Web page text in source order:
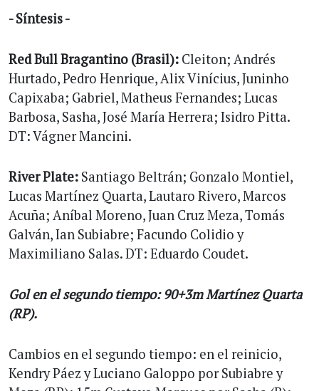
- Síntesis -
Red Bull Bragantino (Brasil): Cleiton; Andrés
Hurtado, Pedro Henrique, Alix Vinícius, Juninho
Capixaba; Gabriel, Matheus Fernandes; Lucas
Barbosa, Sasha, José María Herrera; Isidro Pitta.
DT: Vágner Mancini.
River Plate: Santiago Beltrán; Gonzalo Montiel,
Lucas Martínez Quarta, Lautaro Rivero, Marcos
Acuña; Aníbal Moreno, Juan Cruz Meza, Tomás
Galván, Ian Subiabre; Facundo Colidio y
Maximiliano Salas. DT: Eduardo Coudet.
Gol en el segundo tiempo: 90+3m Martínez Quarta
(RP).
Cambios en el segundo tiempo: en el reinicio,
Kendry Páez y Luciano Galoppo por Subiabre y